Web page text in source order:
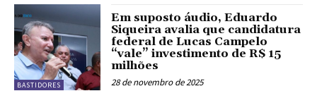
BASTIDORES
Em suposto áudio, Eduardo
Siqueira avalia que candidatura
federal de Lucas Campelo
“vale” investimento de R$ 15
milhões
28 de novembro de 2025